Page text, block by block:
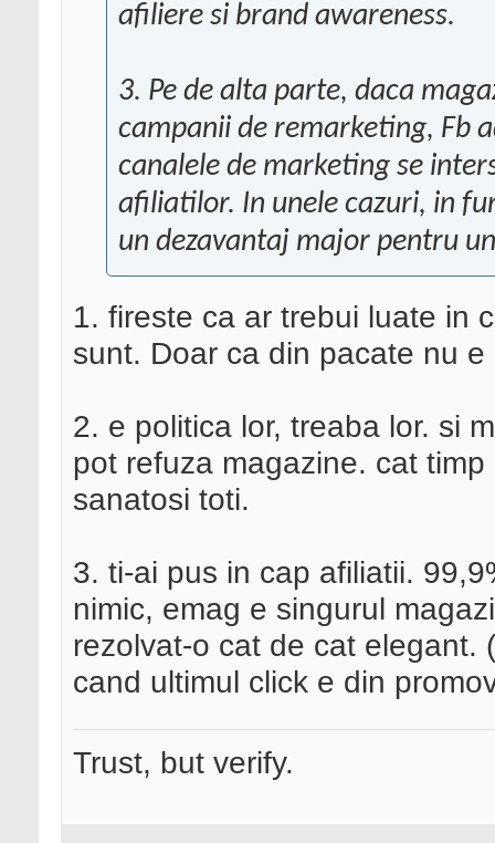
afiliere si brand awareness.
3. Pe de alta parte, daca
campanii de remarketing, Fb
canalele de marketing se
afiliatilor. In unele cazuri, in
un dezavantaj major pentru
1. fireste ca ar trebui luate in
sunt. Doar ca din pacate nu
2. e politica lor, treaba lor. si
pot refuza magazine. cat
sanatosi toti.
3. ti-ai pus in cap afiliatii.
nimic, emag e singurul
rezolvat-o cat de cat elegant.
cand ultimul click e din
Trust, but verify.